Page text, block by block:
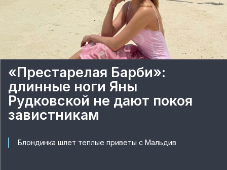
«Престарелая Барби»:
длинные ноги Яны
Рудковской не дают покоя
завистникам
Блондинка шлет теплые приветы с Мальдив